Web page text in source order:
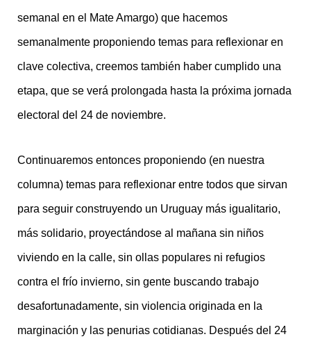
semanal en el Mate Amargo) que hacemos
semanalmente proponiendo temas para reflexionar en
clave colectiva, creemos también haber cumplido una
etapa, que se verá prolongada hasta la próxima jornada
electoral del 24 de noviembre.
Continuaremos entonces proponiendo (en nuestra
columna) temas para reflexionar entre todos que sirvan
para seguir construyendo un Uruguay más igualitario,
más solidario, proyectándose al mañana sin niños
viviendo en la calle, sin ollas populares ni refugios
contra el frío invierno, sin gente buscando trabajo
desafortunadamente, sin violencia originada en la
marginación y las penurias cotidianas. Después del 24